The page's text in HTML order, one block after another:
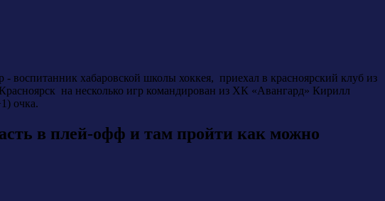
хабаровской школы хоккея, приехал в красноярский клуб из
на несколько игр командирован из ХК «Авангард» Кирилл
очка.
в плей-офф и там пройти как можно